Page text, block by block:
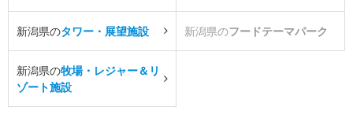
新潟県のタワー・展望施設 新潟県のフードテーマパーク
新潟県の牧場・レジャー＆リ
ゾート施設